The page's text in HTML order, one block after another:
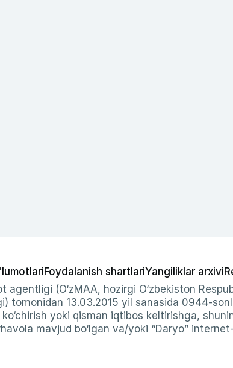
Foydalanish shartlariYangiliklar arxivi
(O‘zMAA, hozirgi O‘zbekiston
tomonidan 13.03.2015 yil sanasida 0944-
yoki qisman iqtibos keltirishga,
mavjud bo‘lgan va/yoki “Daryo”